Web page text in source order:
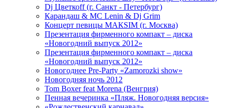
Dj Цветкоff (г. Санкт - Петербург)
Карандаш & МС Lenin & Dj Grim
Концерт певицы МАКSIМ (г. Москва)
Презентация фирменного компакт – диска
«Новогодний выпуск 2012»
Презентация фирменного компакт – диска
«Новогодний выпуск 2012»
Новогоднее Pre-Party «Zamorozki show»
Новогодняя ночь 2012
Tom Boxer feat Morena (Венгрия)
Пенная вечеринка «Пляж. Новогодняя версия»